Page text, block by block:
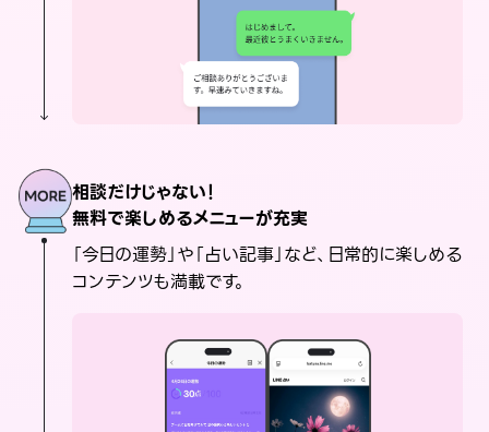
相談だけじゃない！
無料で楽しめるメニューが充実
「今日の運勢」や「占い記事」など、日常的に楽しめる
コンテンツも満載です。